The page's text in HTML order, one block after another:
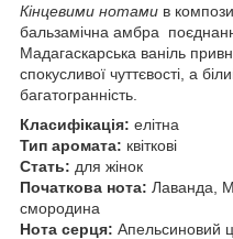
Кінцевими нотами в
бальзамічна амбра
Мадагаскарська ваніль
спокусливої чуттєвості, а
багатогранність.
Класифікація: елітна
Тип аромата: квіткові
Стать: для жінок
Початкова нота: Лаванда,
смородина
Нота серця: Апельсиновий